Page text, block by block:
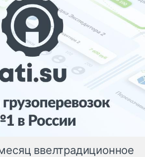
ввелтрадиционное